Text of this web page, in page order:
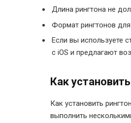
Длина рингтона не
Формат рингтонов
Если вы используете
с iOS и предлагают
Как
Как установить
выполнить